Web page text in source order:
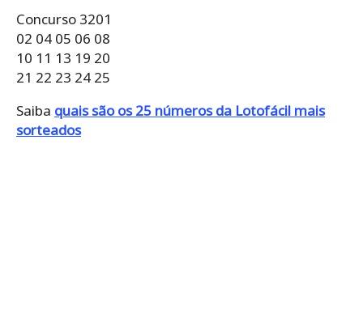
Concurso 3201
02 04 05 06 08
10 11 13 19 20
21 22 23 24 25
Saiba quais são os 25 números da Lotofácil mais
sorteados